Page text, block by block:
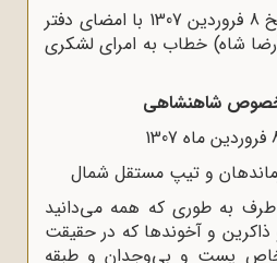
در سندی دیگر به تاریخ 8 فروردین 1307 با امضای دفتر
شاه) خطاب به امرای لشکری
شاهنشاهی
و تیپ مستقل شمال
به طوری که همه می‌دانید
و آخوندها که در حقیقت
پست و بی‌وجدان و طبقه